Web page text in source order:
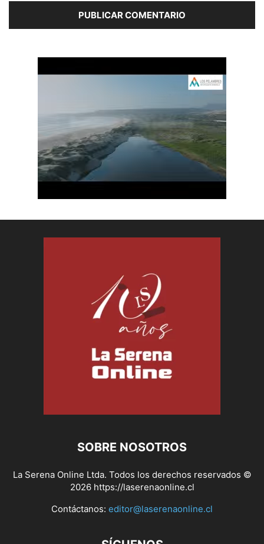
SOBRE NOSOTROS
La Serena Online Ltda. Todos los derechos reservados ©
2026 https://laserenaonline.cl
Contáctanos: editor@laserenaonline.cl